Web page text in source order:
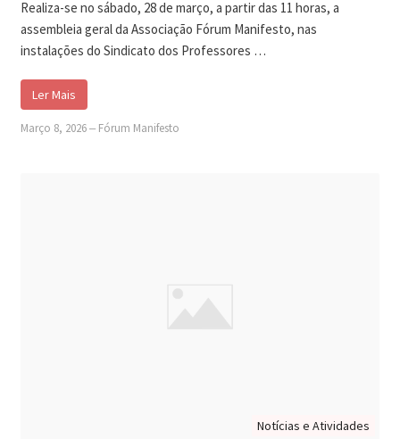
Realiza-se no sábado, 28 de março, a partir das 11 horas, a
assembleia geral da Associação Fórum Manifesto, nas
instalações do Sindicato dos Professores …
Ler Mais
Março 8, 2026‒ Fórum Manifesto
Notícias e Atividades